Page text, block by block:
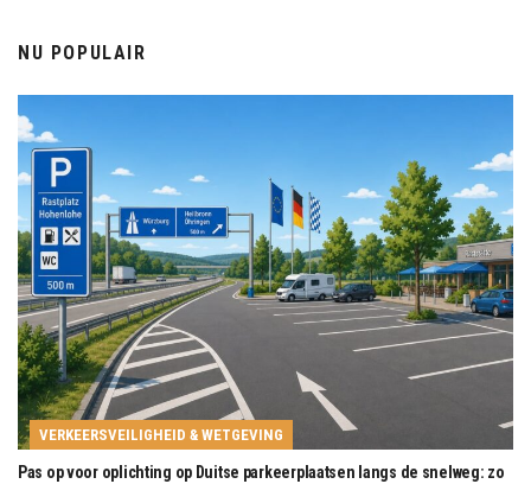
NU POPULAIR
VERKEERSVEILIGHEID & WETGEVING
Pas op voor oplichting op Duitse parkeerplaatsen langs de snelweg: zo